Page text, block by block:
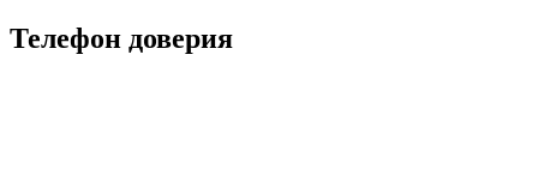
Телефон доверия